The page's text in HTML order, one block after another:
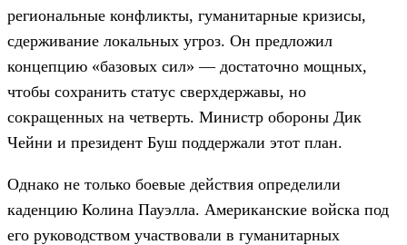
региональные конфликты, гуманитарные кризисы,
сдерживание локальных угроз. Он предложил
концепцию «базовых сил» — достаточно мощных,
чтобы сохранить статус сверхдержавы, но
сокращенных на четверть. Министр обороны Дик
Чейни и президент Буш поддержали этот план.
Однако не только боевые действия определили
каденцию Колина Пауэлла. Американские войска под
его руководством участвовали в гуманитарных